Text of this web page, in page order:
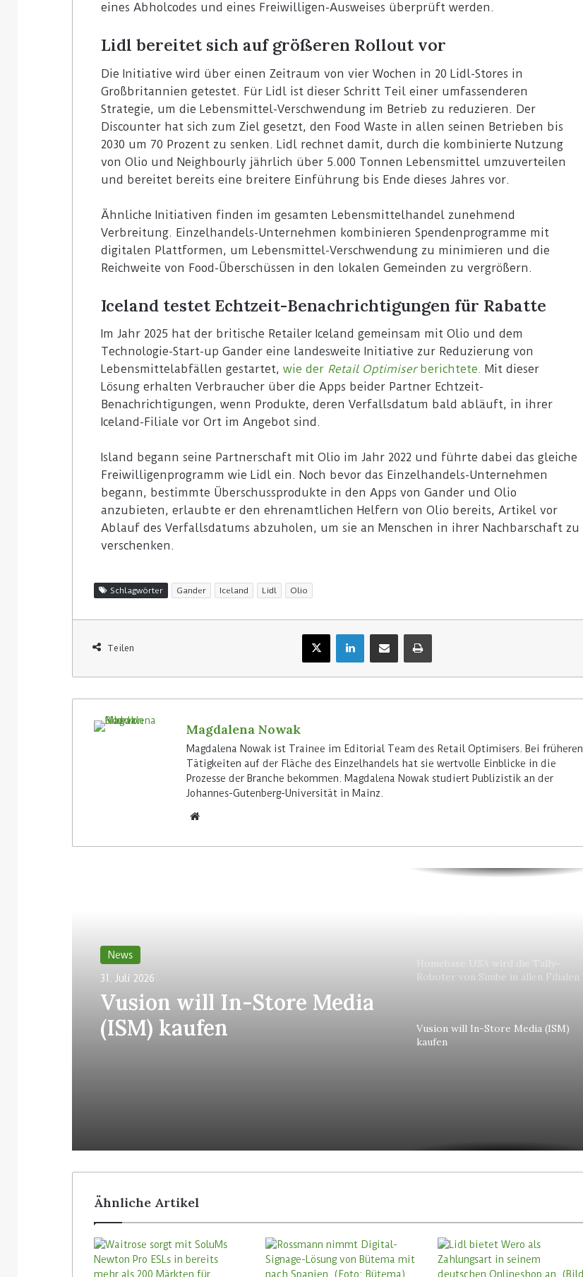
eines Abholcodes und eines Freiwilligen-Ausweises überprüft werden.
Lidl bereitet sich auf größeren Rollout vor
Die Initiative wird über einen Zeitraum von vier Wochen in 20 Lidl-Stores in
Großbritannien getestet. Für Lidl ist dieser Schritt Teil einer umfassenderen
Strategie, um die Lebensmittel-Verschwendung im Betrieb zu reduzieren. Der
Discounter hat sich zum Ziel gesetzt, den Food Waste in allen seinen Betrieben bis
2030 um 70 Prozent zu senken. Lidl rechnet damit, durch die kombinierte Nutzung
von Olio und Neighbourly jährlich über 5.000 Tonnen Lebensmittel umzuverteilen
und bereitet bereits eine breitere Einführung bis Ende dieses Jahres vor.
Ähnliche Initiativen finden im gesamten Lebensmittelhandel zunehmend
Verbreitung. Einzelhandels-Unternehmen kombinieren Spendenprogramme mit
digitalen Plattformen, um Lebensmittel-Verschwendung zu minimieren und die
Reichweite von Food-Überschüssen in den lokalen Gemeinden zu vergrößern.
Iceland testet Echtzeit-Benachrichtigungen für Rabatte
Im Jahr 2025 hat der britische Retailer Iceland gemeinsam mit Olio und dem
Technologie-Start-up Gander eine landesweite Initiative zur Reduzierung von
Lebensmittelabfällen gestartet, wie der Retail Optimiserberichtete. Mit dieser
Lösung erhalten Verbraucher über die Apps beider Partner Echtzeit-
Benachrichtigungen, wenn Produkte, deren Verfallsdatum bald abläuft, in ihrer
Iceland-Filiale vor Ort im Angebot sind.
Island begann seine Partnerschaft mit Olio im Jahr 2022 und führte dabei das gleiche
Freiwilligenprogramm wie Lidl ein. Noch bevor das Einzelhandels-Unternehmen
begann, bestimmte Überschussprodukte in den Apps von Gander und Olio
anzubieten, erlaubte er den ehrenamtlichen Helfern von Olio bereits, Artikel vor
Ablauf des Verfallsdatums abzuholen, um sie an Menschen in ihrer Nachbarschaft zu
verschenken.
Schlagwörter Gander Iceland Lidl Olio
Teilen
Magdalena Nowak
Magdalena Nowak ist Trainee im Editorial Team des Retail Optimisers. Bei früheren
Tätigkeiten auf der Fläche des Einzelhandels hat sie wertvolle Einblicke in die
Prozesse der Branche bekommen. Magdalena Nowak studiert Publizistik an der
Johannes-Gutenberg-Universität in Mainz.
News
31. Juli 2026
Vusion will In-Store Media
(ISM) kaufen
Homebase USA wird die Tally-
Roboter von Simbe in allen Filialen
Vusion will In-Store Media (ISM)
kaufen
Ähnliche Artikel
29. Juli 2026